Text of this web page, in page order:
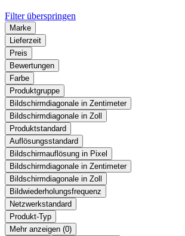
Filter überspringen
Marke
Lieferzeit
Preis
Bewertungen
Farbe
Produktgruppe
Bildschirmdiagonale in Zentimeter
Bildschirmdiagonale in Zoll
Produktstandard
Auflösungsstandard
Bildschirmauflösung in Pixel
Bildschirmdiagonale in Zentimeter
Bildschirmdiagonale in Zoll
Bildwiederholungsfrequenz
Netzwerkstandard
Produkt-Typ
Mehr anzeigen ( )